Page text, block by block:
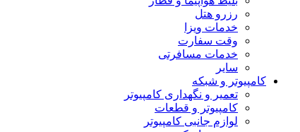
رزرو هتل
خدمات ویزا
وقت سفارت
خدمات مسافرتی
سایر
کامپیوتر و شبکه
تعمیر و نگهداری کامپیوتر
کامپیوتر و قطعات
لوازم جانبی کامپیوتر